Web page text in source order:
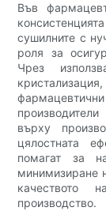
Във
сушилните с
роля за
Чрез
върху
цялостната
помагат за
минимизиране
качеството
производство.